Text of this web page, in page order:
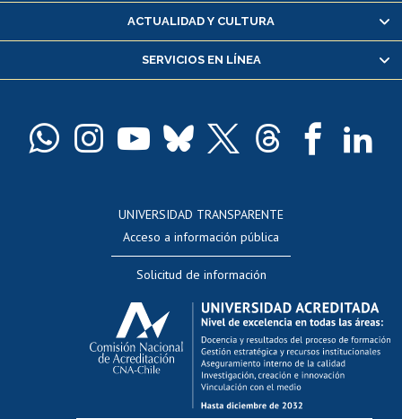
Servicio médico y dental
Pago de arancel y crédito alumnos
Docentes
Evaluación docente
Calificación académica
Postulación al AUCAI
Funcionarias/os
Cursos internos de capacitación
Bienestar del personal
ACTUALIDAD Y CULTURA
SERVICIOS EN LÍNEA
UNIVERSIDAD TRANSPARENTE
Acceso a información pública
Solicitud de información